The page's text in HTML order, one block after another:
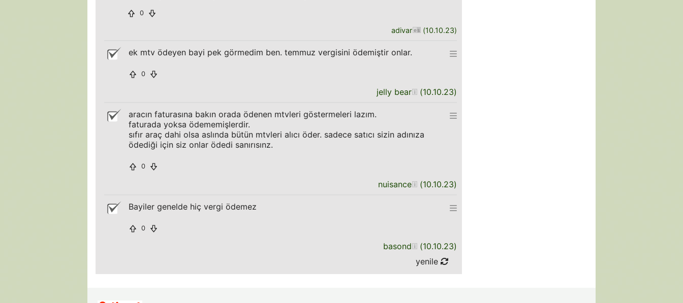
0
adivar (10.10.23)
ek mtv ödeyen bayi pek görmedim ben. temmuz vergisini ödemiştir onlar.
0
jelly bear (10.10.23)
aracın faturasına bakın orada ödenen mtvleri göstermeleri lazım.
faturada yoksa ödememişlerdir.
sıfır araç dahi olsa aslında bütün mtvleri alıcı öder. sadece satıcı sizin adınıza
ödediği için siz onlar ödedi sanırısınz.
0
nuisance (10.10.23)
Bayiler genelde hiç vergi ödemez
0
basond (10.10.23)
yenile